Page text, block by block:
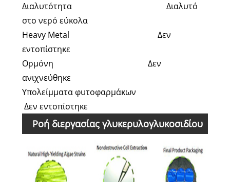
Διαλυτότητα Διαλυτό
στο νερό εύκολα
Heavy Metal Δεν
εντοπίστηκε
Ορμόνη Δεν
ανιχνεύθηκε
Υπολείμματα φυτοφαρμάκων
Δεν εντοπίστηκε
Ροή διεργασίας γλυκερυλογλυκοσιδίου